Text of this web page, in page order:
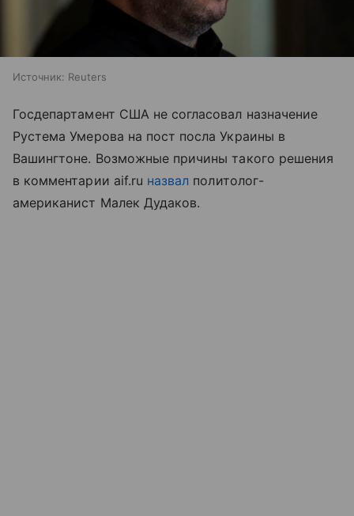
Источник: Reuters
Госдепартамент США не согласовал назначение
Рустема Умерова на пост посла Украины в
Вашингтоне. Возможные причины такого решения
в комментарии aif.ru назвал политолог-
американист Малек Дудаков.